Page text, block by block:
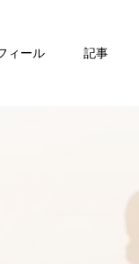
ィール 記事